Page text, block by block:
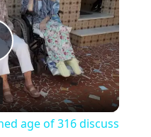
age of 316 discuss